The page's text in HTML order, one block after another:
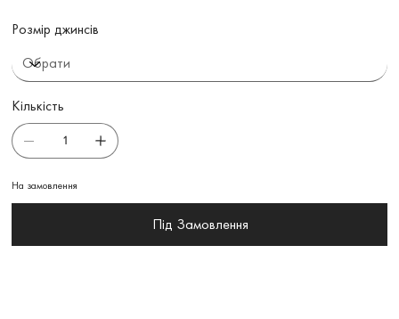
Розмір джинсів
Кількість
На замовлення
Під Замовлення